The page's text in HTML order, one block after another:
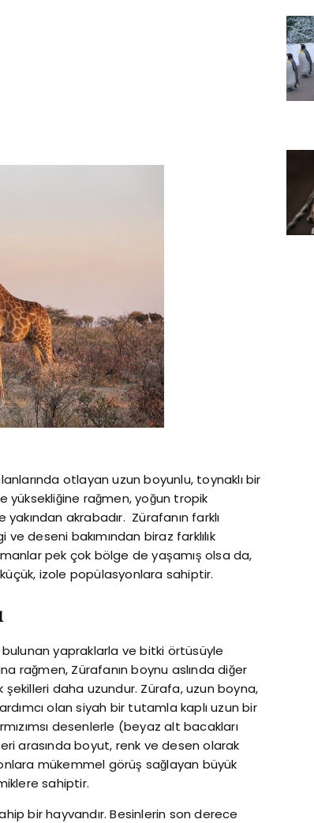
otlayan uzun boyunlu, toynaklı bir
yüksekliğine rağmen, yoğun tropik
yakından akrabadır. Zürafanın farklı
deseni bakımından biraz farklılık
pek çok bölge de yaşamış olsa da,
izole popülasyonlara sahiptir.
yapraklarla ve bitki örtüsüyle
rağmen, Zürafanın boynu aslında diğer
şekilleri daha uzundur. Zürafa, uzun boyna,
olan siyah bir tutamla kaplı uzun bir
desenlerle (beyaz alt bacakları
arasında boyut, renk ve desen olarak
mükemmel görüş sağlayan büyük
sahiptir.
bir hayvandır. Besinlerin son derece